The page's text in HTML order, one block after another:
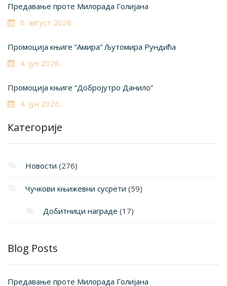
Предавање проте Милорада Голијана
6. август 2026.
Промоција књиге “Амира” Љутомира Рундића
4. јун 2026.
Промоција књиге “Добројутро Данило”
4. јун 2026.
Категорије
Новости (276)
Чучкови књижевни сусрети (59)
Добитници награде (17)
Blog Posts
Предавање проте Милорада Голијана